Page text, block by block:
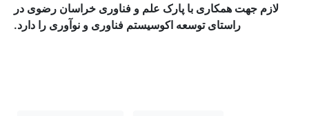
لازم جهت همکاری با پارک علم و فناوری خراسان رضوی در
راستای توسعه اکوسیستم فناوری و نوآوری را دارد.